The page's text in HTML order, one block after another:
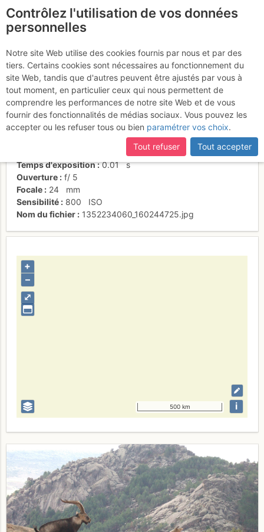
Vieux mâle endormie
Activités
Date/heure
3 juil. 2012 10:56
Contributeur
henri leveque
individuel (CC by-nc-nd)
FUJIFILM FinePix F10
Temps d'exposition
0.01 s
Ouverture
f/ 5
Focale
24
mm
Sensibilité
800
ISO
Nom du fichier
1352234060_160244725.jpg
⤢
+
–
500 km i
Contrôlez l'utilisation de vos données
personnelles
Notre site Web utilise des cookies fournis par nous et par des
tiers. Certains cookies sont nécessaires au fonctionnement du
site Web, tandis que d'autres peuvent être ajustés par vous à
tout moment, en particulier ceux qui nous permettent de
comprendre les performances de notre site Web et de vous
fournir des fonctionnalités de médias sociaux. Vous pouvez les
accepter ou les refuser tous ou bien paramétrer vos choix.
Tout refuser
Tout accepter